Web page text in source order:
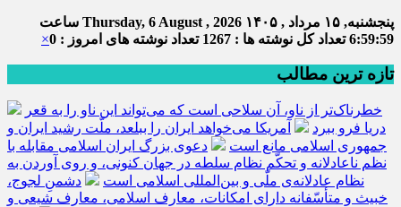
پنجشنبه, ۱۵ مرداد , ۱۴۰۵ Thursday, 6 August , 2026 ساعت
7:00:00تعداد کل نوشته ها : 1267 تعداد نوشته های امروز : 0 ×
تازه ترین مطالب
خطرناک‌تر از ناو، آن سلاحی است که می‌تواند این ناو را به قعر
دریا فرو ببرد
آمریکا می‌خواهد ایران را ببلعد، ملّت رشید ایران و
جمهوری اسلامی مانع است
دعوی بزرگ ایران اسلامی مقابله با
نظم ناعادلانه و تحکّم نظام سلطه در جهان کنونی، و روی آوردن به
نظام عادلانه‌ی ملّی و بین‌المللی اسلامی است
دشمنِ لجوج،
خبیث و متأسّفانه دارای امکانات، معارف اسلامی، معارف شیعی و